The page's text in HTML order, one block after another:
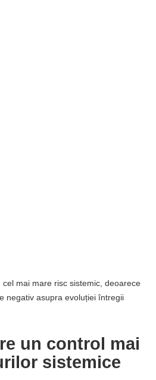
mai mare risc sistemic, deoarece
negativ asupra evoluției întregii
un control mai
sistemice